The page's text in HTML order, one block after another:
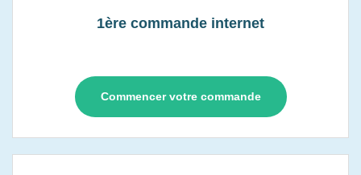
1ère commande internet
Commencer votre commande